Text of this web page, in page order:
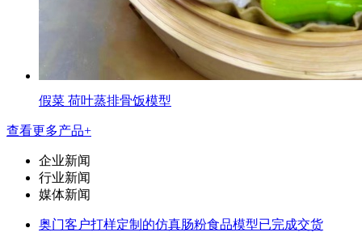
假菜 荷叶蒸排骨饭模型
查看更多产品+
企业新闻
行业新闻
媒体新闻
奥门客户打样定制的仿真肠粉食品模型已完成交货